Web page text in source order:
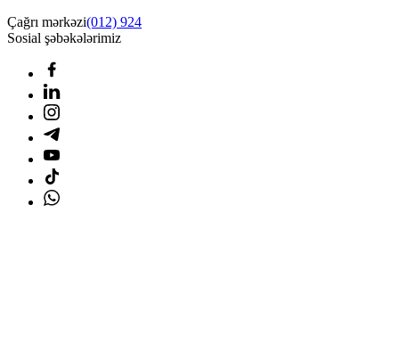
Çağrı mərkəzi(012) 924
Sosial şəbəkələrimiz